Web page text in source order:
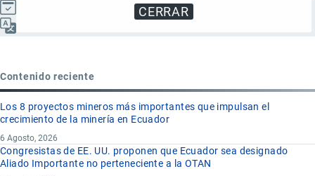
CERRAR
Actualizado el 9 Septiembre, 2024
Contenido reciente
Los 8 proyectos mineros más importantes que impulsan el
crecimiento de la minería en Ecuador
6 Agosto, 2026
Congresistas de EE. UU. proponen que Ecuador sea designado
Aliado Importante no perteneciente a la OTAN